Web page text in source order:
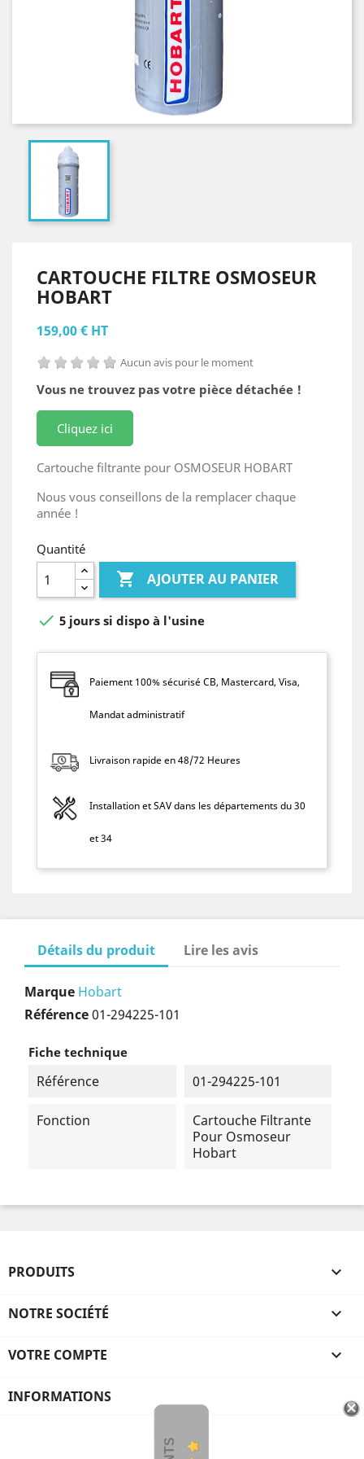
CARTOUCHE FILTRE OSMOSEUR
HOBART
159,00 € HT
Aucun avis pour le moment
Vous ne trouvez pas votre pièce détachée !
Cliquez ici
Cartouche filtrante pour OSMOSEUR HOBART
Nous vous conseillons de la remplacer chaque
année !
Quantité
 AJOUTER AU PANIER
 5 jours si dispo à l'usine
Paiement 100% sécurisé CB, Mastercard, Visa,
Mandat administratif
Livraison rapide en 48/72 Heures
Installation et SAV dans les départements du 30
et 34
Détails du produit Lire les avis
Marque Hobart
Référence01-294225-101
Fiche technique
Référence 01-294225-101
Fonction
Cartouche Filtrante
Pour Osmoseur
Hobart
PRODUITS 
NOTRE SOCIÉTÉ 
VOTRE COMPTE 
INFORMATIONS